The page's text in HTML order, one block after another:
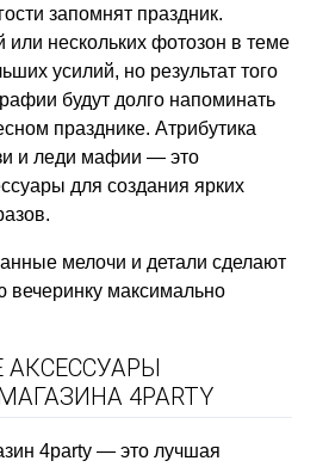
запомнят праздник.
или нескольких фотозон в теме
усилий, но результат того
будут долго напоминать
празднике. Атрибутика
и леди мафии — это
для создания ярких
мелочи и детали сделают
вечеринку максимально
АКСЕССУАРЫ
4PARTY
4party — это лучшая